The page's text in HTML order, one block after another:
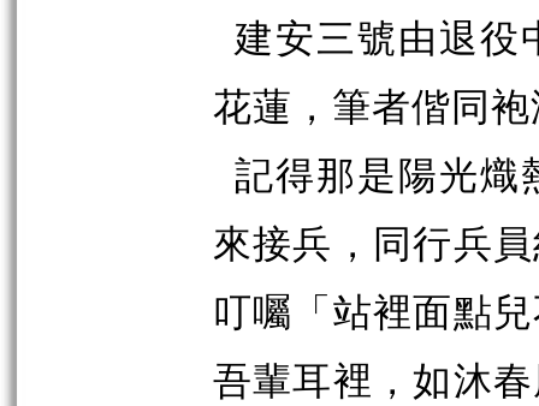
建安三號由退役
花蓮，筆者偕同
記得那是陽光熾
來接兵，同行兵
叮囑「站裡面點
吾輩耳裡，如沐